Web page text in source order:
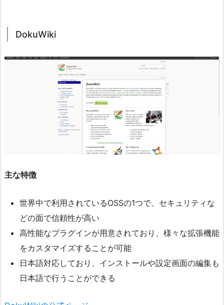
DokuWiki
主な特徴
世界中で利用されているOSSの1つで、セキュリティな
どの面で信頼性が高い
高性能なプラグインが用意されており、様々な拡張機能
をカスタマイズすることが可能
日本語対応しており、インストールや設定画面の編集も
日本語で行うことができる